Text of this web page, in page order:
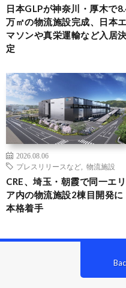
日本GLPが神奈川・厚木で
万㎡の物流施設完成、日本エ
マソンや真栄運輸など入居決
定
2026.08.06
プレスリリースなど
物流施設
CRE、埼玉・朝霞で同一エリ
ア内の物流施設2棟目開発に
本格着手